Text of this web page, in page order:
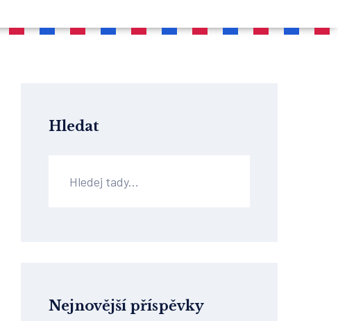
Hledat
Nejnovější příspěvky